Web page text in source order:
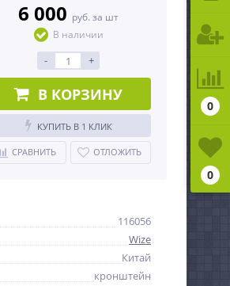
6 000 руб. за шт
В наличии
- +
В КОРЗИНУ
КУПИТЬ В 1 КЛИК
СРАВНИТЬ ОТЛОЖИТЬ
116056
Wize
Китай
кронштейн
0
0